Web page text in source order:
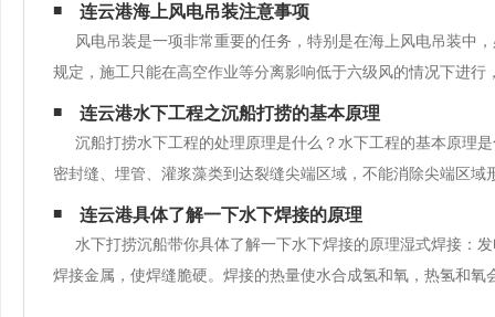
连云港海上风电吊装注意事项
风电吊装是一项非常重要的任务，特别是在海上风电吊装中
规定，施工只能在高空作业等分离影响低于六级风的情况下进
连云港水下工程之沉船打捞的基本原理
沉船打捞水下工程的处理原理是什么？水下工程的基本原理
密封缝、埋管、灌浆藻类到达裂缝尖端区域，不能消除尖端区
处理一般选择在混凝土本体温度较低
连云港具体了解一下水下焊接的原理
水下打捞沉船带你具体了解一下水下焊接的原理湿式焊接：
焊接金属，使焊缝脆硬。焊接的热量使水合成氢和氧，热氢和